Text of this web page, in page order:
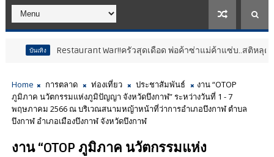
Restaurant War!!ครัวสุดเดือด พ่อค้าซ่าแม่ค้าแซ่บ..สติหลุด “เชฟวิ
Home การตลาด ท่องเที่ยว ประชาสัมพันธ์
งาน “OTOP
ภูมิภาค นวัตกรรมแห่งภูมิปัญญา จังหวัดบึงกาฬ” ระหว่างวันที่ 1 - 7
พฤษภาคม 2566 ณ บริเวณสนามหญ้าหน้าที่ว่าการอำเภอบึงกาฬ ตำบล
บึงกาฬ อำเภอเมืองบึงกาฬ จังหวัดบึงกาฬ
งาน “OTOP ภูมิภาค นวัตกรรมแห่ง